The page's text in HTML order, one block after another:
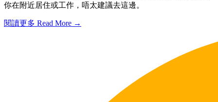
你在附近居住或工作，唔太建議去這邊。
閱讀更多 Read More →